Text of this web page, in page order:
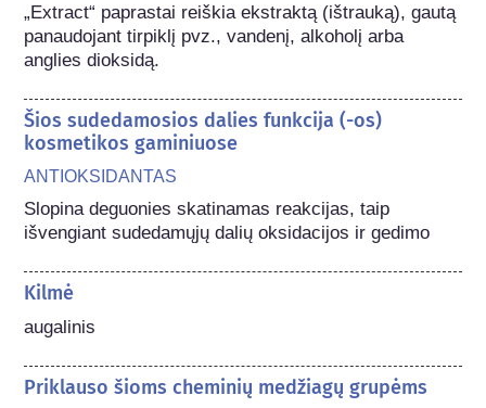
„Extract“ paprastai reiškia ekstraktą (ištrauką), gautą
panaudojant tirpiklį pvz., vandenį, alkoholį arba
anglies dioksidą.
Šios sudedamosios dalies funkcija (-os)
kosmetikos gaminiuose
ANTIOKSIDANTAS
Slopina deguonies skatinamas reakcijas, taip
išvengiant sudedamųjų dalių oksidacijos ir gedimo
Kilmė
augalinis
Priklauso šioms cheminių medžiagų grupėms